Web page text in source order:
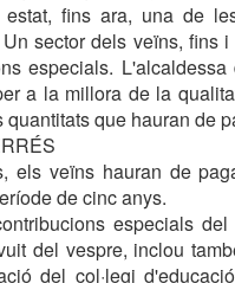
fins ara, una de
sector dels veïns, fins
especials.
a la millora de la
que hauran de
els veïns hauran de
de cinc anys.
especials
del vespre, inclou
del col·legi